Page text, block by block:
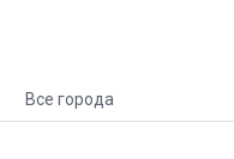
Все города